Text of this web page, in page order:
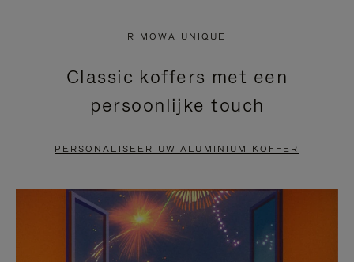
DRUK
OM
PAUZEREN
VIDEO
IS
UITGESCHAKELD.
HIER
OM
HET
RIMOWA UNIQUE
Classic koffers met een
persoonlijke touch
PERSONALISEER UW ALUMINIUM KOFFER